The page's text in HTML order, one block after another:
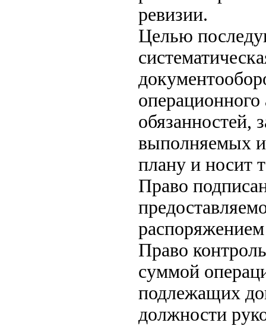
ревизии.
Целью
обязанностей,
выполняемых
плану и носит
Право
Право
суммой
подлежащих
должности